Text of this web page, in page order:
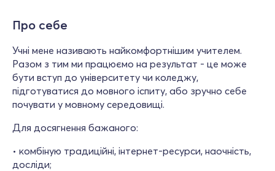
Про себе
Учні мене називають найкомфортнішим учителем.
Разом з тим ми працюємо на результат - це може
бути вступ до університету чи коледжу,
підготуватися до мовного іспиту, або зручно себе
почувати у мовному середовищі.
Для досягнення бажаного:
• комбіную традиційні, інтернет-ресурси, наочність,
досліди;